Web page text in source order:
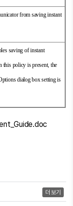
from saving instant
saving of instant
this policy is present, the
dialog box setting is
더 보기